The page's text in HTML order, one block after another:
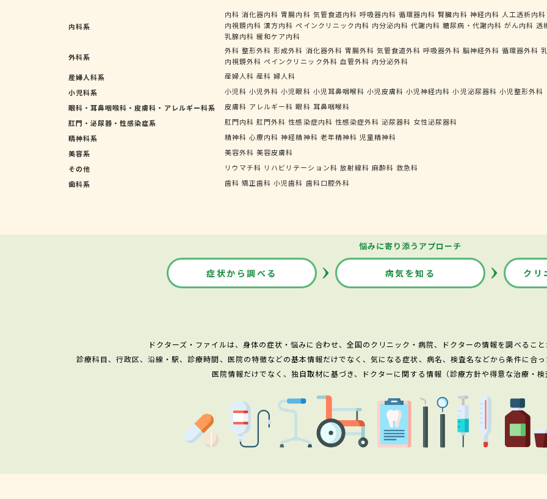
内科系
内科 消化器内科 胃腸内科 気管食道内科 呼吸器内科 循環器内科 腎臓内科 神経内科 人工透析内科
内視鏡内科 漢方内科 ペインクリニック内科 内分泌内科 代謝内科 糖尿病・代謝内科 がん内科 透
乳腺内科 緩和ケア内科
外科系
外科 整形外科 形成外科 消化器外科 胃腸外科 気管食道外科 呼吸器外科 脳神経外科 循環器外科
内視鏡外科 ペインクリニック外科 血管外科 内分泌外科
産婦人科系
産婦人科 産科 婦人科
小児科系
小児科 小児外科 小児眼科 小児耳鼻咽喉科 小児皮膚科 小児神経内科 小児泌尿器科 小児整形外科
眼科・耳鼻咽喉科・皮膚科・アレルギー科系
皮膚科 アレルギー科 眼科 耳鼻咽喉科
肛門・泌尿器・性感染症系
肛門内科 肛門外科 性感染症内科 性感染症外科 泌尿器科 女性泌尿器科
精神科系
精神科 心療内科 神経精神科 老年精神科 児童精神科
美容系
美容外科 美容皮膚科
その他
リウマチ科 リハビリテーション科 放射線科 麻酔科 救急科
歯科系
歯科 矯正歯科 小児歯科 歯科口腔外科
悩みに寄り添うアプローチ
症状から調べる 病気を知る クリ
ドクターズ・ファイルは、身体の症状・悩みに合わせ、全国のクリニック・病院、ドクターの情報を調べるこ
診療科目、行政区、沿線・駅、診療時間、医院の特徴などの基本情報だけでなく、気になる症状、病名、検査名などから条件に合
医院情報だけでなく、独自取材に基づき、ドクターに関する情報（診療方針や得意な治療・